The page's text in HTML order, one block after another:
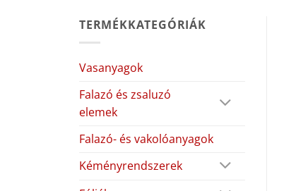
TERMÉKKATEGÓRIÁK
Vasanyagok
Falazó és zsaluzó
elemek
Falazó- és vakolóanyagok
Kéményrendszerek